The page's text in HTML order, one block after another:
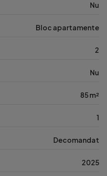
Nu
Bloc apartamente
2
Nu
85 m²
1
Decomandat
2025